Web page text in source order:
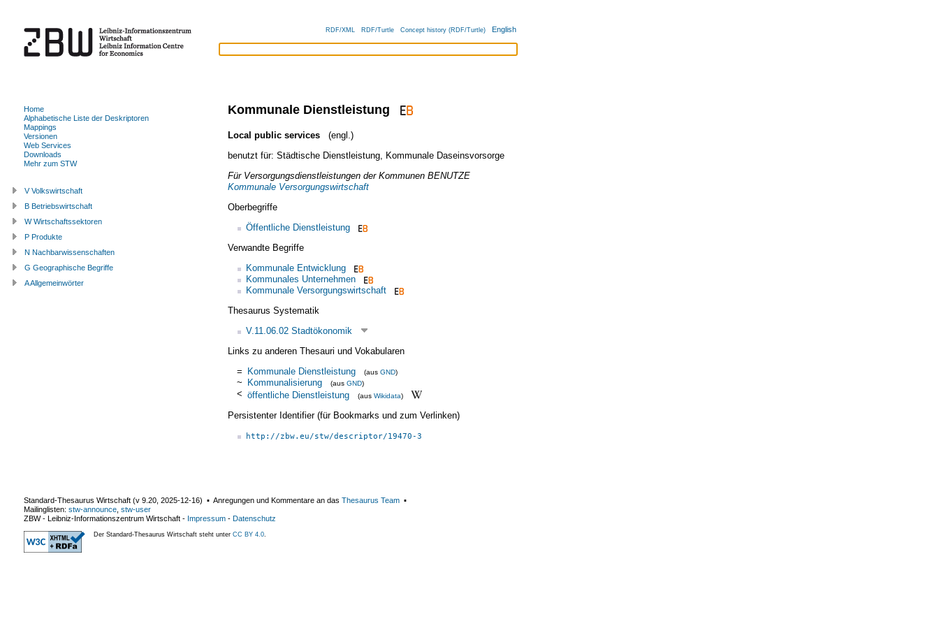
RDF/XML RDF/Turtle Concept history (RDF/Turtle) English
Kommunale Dienstleistung
Local public services
(engl.)
benutzt für: Städtische Dienstleistung, Kommunale Daseinsvorsorge
Für Versorgungsdienstleistungen der KommunenBENUTZE
Kommunale Versorgungswirtschaft
Oberbegriffe
Öffentliche Dienstleistung
Verwandte Begriffe
Kommunale Entwicklung
Kommunales Unternehmen
Kommunale Versorgungswirtschaft
Thesaurus Systematik
V.11.06.02 Stadtökonomik
Links zu anderen Thesauri und Vokabularen
= Kommunale Dienstleistung (aus GND)
~ Kommunalisierung (aus GND)
< öffentliche Dienstleistung (aus Wikidata)
Persistenter Identifier (für Bookmarks und zum Verlinken)
http://zbw.eu/stw/descriptor/19470-3
Home
Alphabetische Liste der Deskriptoren
Mappings
Versionen
Web Services
Downloads
Mehr zum STW
V Volkswirtschaft
B Betriebswirtschaft
W Wirtschaftssektoren
P Produkte
N Nachbarwissenschaften
G Geographische Begriffe
A Allgemeinwörter
Standard-Thesaurus Wirtschaft (v 9.20 2025-12-16) ▪ Anregungen und Kommentare an das Thesaurus Team ▪
Mailinglisten: stw-announce stw-user
ZBW - Leibniz-Informationszentrum Wirtschaft - Impressum - Datenschutz
Der Standard-Thesaurus Wirtschaft steht unter CC BY 4.0